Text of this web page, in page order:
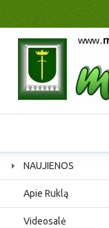
NAUJIENOS
Apie Ruklą
Videosalė